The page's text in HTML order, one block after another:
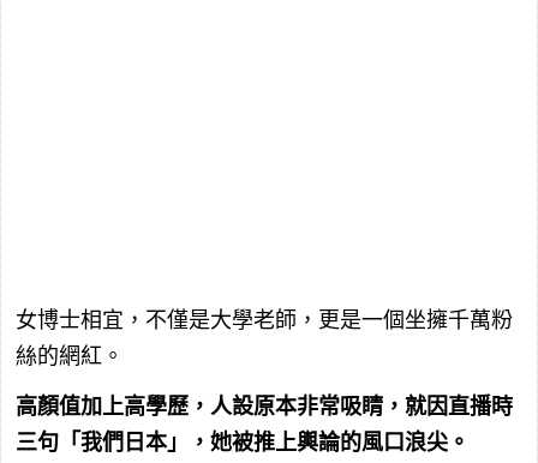
女博士相宜，不僅是大學老師，更是一個坐擁千萬粉
絲的網紅。
高顏值加上高學歷，人設原本非常吸睛，就因直播時
三句「我們日本」，她被推上輿論的風口浪尖。